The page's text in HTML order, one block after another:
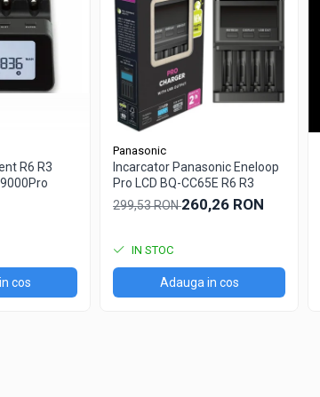
R6 R3
cos
Panasonic
Incarcator Panasonic Eneloop
Pro LCD BQ-CC65E R6 R3
299,53 RON260,26 RON
IN STOC
Adauga in cos